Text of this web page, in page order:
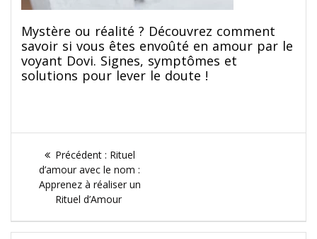
Mystère ou réalité ? Découvrez comment
savoir si vous êtes envoûté en amour par le
voyant Dovi. Signes, symptômes et
solutions pour lever le doute !
Navigation
de
l’article
Précédent : Article
précédent
:
Rituel
d’amour avec le nom :
Apprenez à réaliser un
Rituel d’Amour